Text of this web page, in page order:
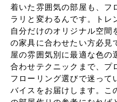
着いた雰囲気の部屋も、フ
ラリと変わるんです。トレ
自分だけのオリジナル空間
の家具に合わせたい方必見
屋の雰囲気別に最適な色の
合わせテクニックまで、プ
フローリング選びで迷って
バイスをお届けします。こ